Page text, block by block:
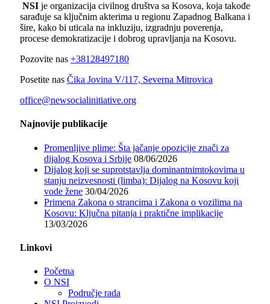
NSI je organizacija civilnog društva sa Kosova, koja takođe
sarađuje sa ključnim akterima u regionu Zapadnog Balkana i
šire, kako bi uticala na inkluziju, izgradnju poverenja,
procese demokratizacije i dobrog upravljanja na Kosovu.
Pozovite nas +38128497180
Posetite nas Čika Jovina V/117, Severna Mitrovica
office@newsocialinitiative.org
Najnovije publikacije
Promenljive plime: Šta jačanje opozicije znači za
dijalog Kosova i Srbije 08/06/2026
Dijalog koji se suprotstavlja dominantnimtokovima u
stanju neizvesnosti (limba): Dijalog na Kosovu koji
vode žene 30/04/2026
Primena Zakona o strancima i Zakona o vozilima na
Kosovu: Ključna pitanja i praktične implikacije
13/03/2026
Linkovi
Početna
O NSI
Područje rada